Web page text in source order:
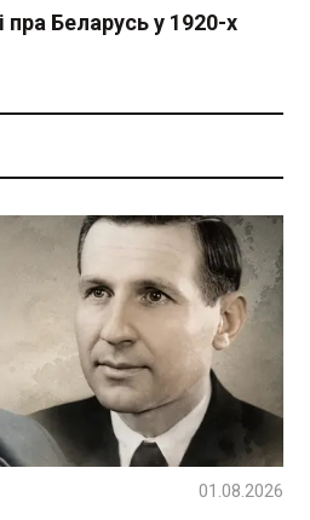
пра Беларусь у 1920-х
01.08.2026